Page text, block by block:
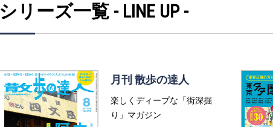
シリーズ一覧 - LINE UP -
月刊 散歩の達人
楽しくディープな「街深掘
り」マガジン